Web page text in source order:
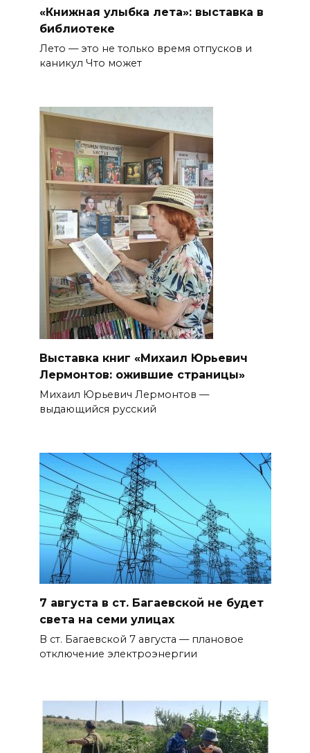
«Книжная улыбка лета»: выставка в
библиотеке
Лето — это не только время отпусков и
каникул Что может
Выставка книг «Михаил Юрьевич
Лермонтов: ожившие страницы»
Михаил Юрьевич Лермонтов —
выдающийся русский
7 августа в ст. Багаевской не будет
света на семи улицах
В ст. Багаевской 7 августа — плановое
отключение электроэнергии